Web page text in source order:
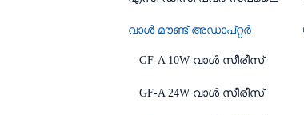
വാൾ മൗണ്ട് അഡാപ്റ്റർ
GF-A 10W വാൾ സീരീസ്
GF-A 24W വാൾ സീരീസ്